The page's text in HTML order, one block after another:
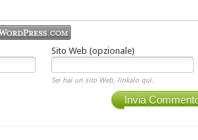
Sito Web (opzionale)
Sei hai un sito Web, linkalo qui.
Invia